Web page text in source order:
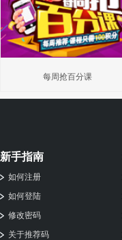
每周抢百分课
新手指南
如何注册
如何登陆
修改密码
关于推荐码